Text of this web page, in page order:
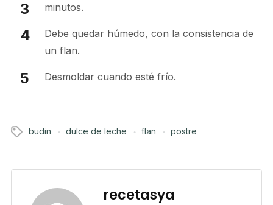
minutos.
Debe quedar húmedo, con la consistencia de
un flan.
Desmoldar cuando esté frío.
budin dulce de leche flan postre
recetasya